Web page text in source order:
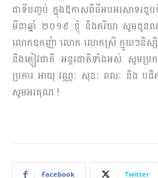
ជាទីបញ្ចប់ ក្នុងឱកាសពិធីអបអរសាទរខួ
មីនាឆ្នាំ ២០១៩ ខ្ញុំ និងភរិយា សូមជូនព
លោកឧកញ៉ា លោក លោកស្រី ក្មួយៗនិស្សិត
និងភ្ញៀវជាតិ អន្តរជាតិទាំងអស់ សូមប្
ប្រការ ឤយុ វណ្ណៈ សុខៈ ពលៈ និង ប
សូមអរគុណ !
Facebook Twitter